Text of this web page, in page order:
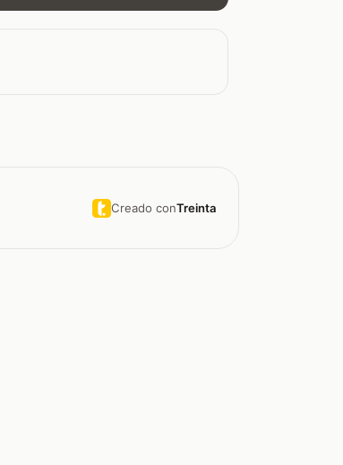
Creado conTreinta